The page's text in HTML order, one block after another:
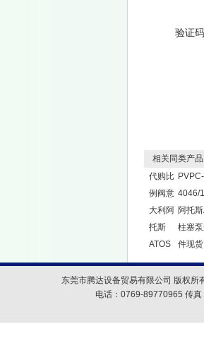
验证码
相关同类产品
代购比
例阀意
大利阿
托斯
ATOS
4046/
阿托
柱塞
件现货
东莞市腾达设备贸易有限公司 版权所
电话：0769-89770965 传